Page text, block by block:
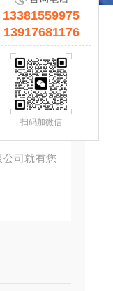
司就有您
13381559975
13917681176
扫码加微信